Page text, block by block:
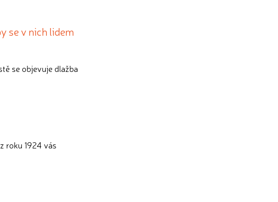
se v nich lidem
se objevuje dlažba
roku 1924 vás